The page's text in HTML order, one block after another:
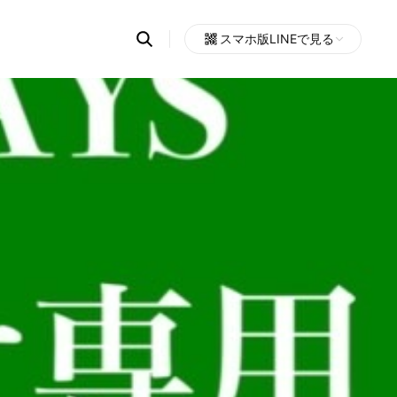
Search
OpenChats
messages
search
area
スマホ版LINEで見る